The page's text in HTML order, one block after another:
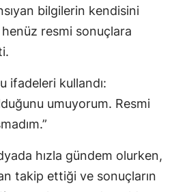
bilgilerin kendisini
henüz resmi sonuçlara
ifadeleri kullandı:
umuyorum. Resmi
hızla gündem olurken,
takip ettiği ve sonuçların